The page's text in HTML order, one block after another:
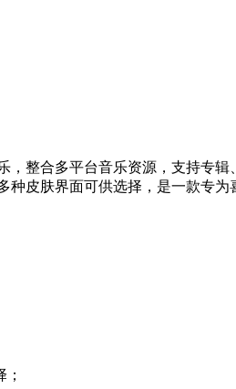
整合多平台音乐资源，支持专
皮肤界面可供选择，是一款专为